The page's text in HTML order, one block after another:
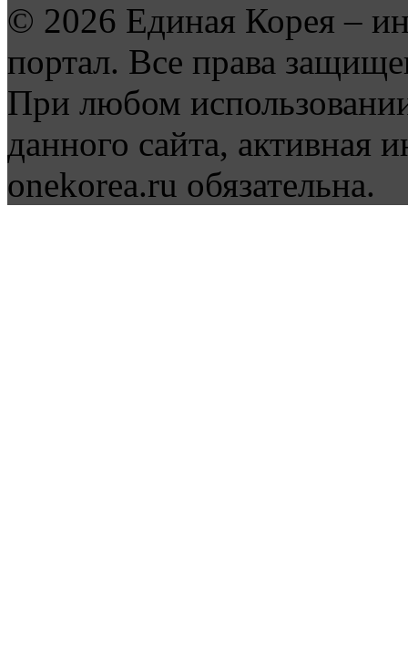
© 2026 Единая Корея –
портал. Все права
При любом
данного сайта, активная
onekorea.ru обязательна.